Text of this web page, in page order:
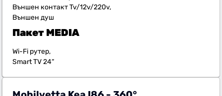
Външен контакт Tv/12v/220v,
Външен душ
Пакет MEDIA
Wi-Fi рутер,
Smart TV 24“